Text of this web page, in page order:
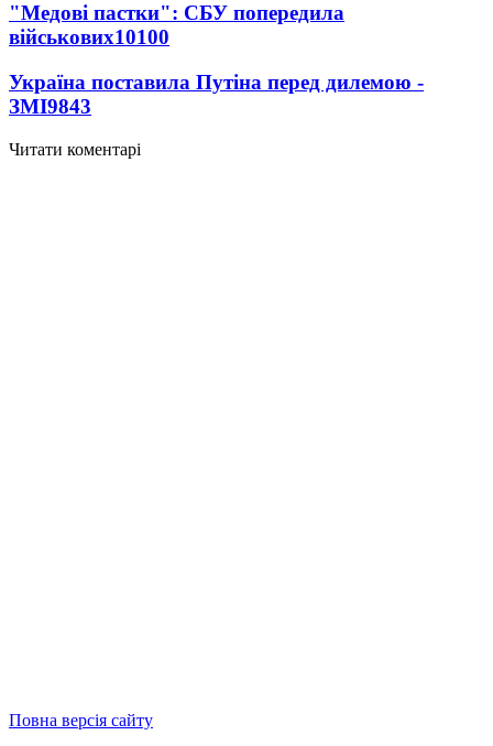
"Медові пастки": СБУ попередила
військових10100
Україна поставила Путіна перед дилемою -
ЗМІ9843
Читати коментарі
Повна версія сайту